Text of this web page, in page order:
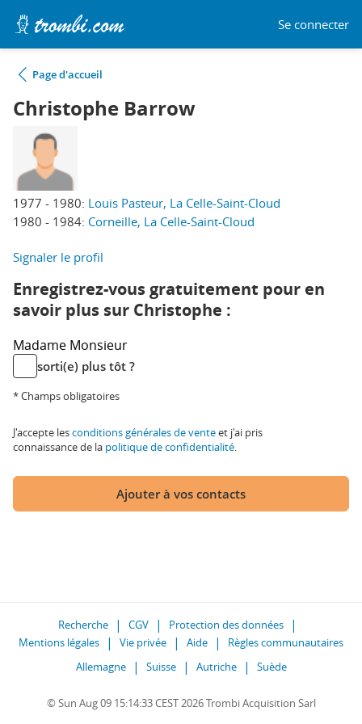
Se connecter
Page d'accueil
Christophe Barrow
1977 - 1980: Louis Pasteur, La Celle-Saint-Cloud
1980 - 1984: Corneille, La Celle-Saint-Cloud
Signaler le profil
Enregistrez-vous gratuitement pour en
savoir plus sur Christophe :
Madame Monsieur
sorti(e) plus tôt ?
* Champs obligatoires
J'accepte lesconditions générales de venteet j'ai pris
connaissance de la politique de confidentialité.
Ajouter à vos contacts
Recherche CGV
Protection des données
Mentions légales
Vie privée Aide
Règles communautaires
Allemagne
Suisse Autriche Suède
© Sun Aug 09 15:14:33 CEST 2026 Trombi Acquisition Sarl